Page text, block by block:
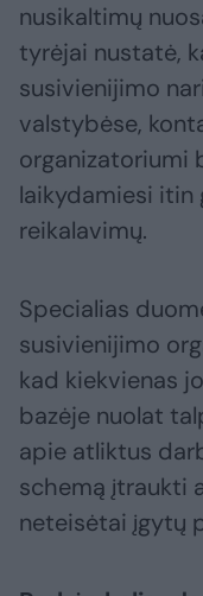
nusikaltimų
tyrėjai nustatė,
susivienijimo
valstybėse,
organizatoriumi
laikydamiesi itin
reikalavimų.
Specialias
susivienijimo
kad kiekvienas
bazėje nuolat
apie atliktus
schemą įtraukti
neteisėtai įgytų